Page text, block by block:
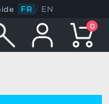
FR / EN
0